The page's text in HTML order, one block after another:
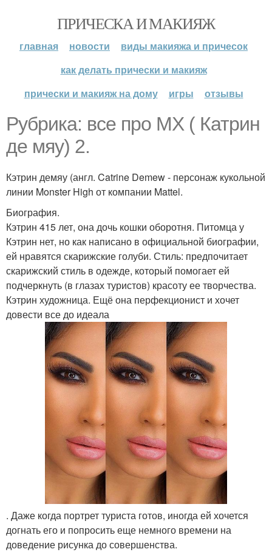
ПРИЧЕСКА И МАКИЯЖ
главная новости
виды макияжа и причесок
как делать прически и макияж
прически и макияж на дому
игры отзывы
Рубрика: все про МХ ( Катрин
де мяу) 2.
Кэтрин демяу (англ. Catrine Demew - персонаж кукольной
линии Monster High от компании Mattel.
Биография.
Кэтрин 415 лет, она дочь кошки оборотня. Питомца у
Кэтрин нет, но как написано в официальной биографии,
ей нравятся скарижские голуби. Стиль: предпочитает
скарижский стиль в одежде, который помогает ей
подчеркнуть (в глазах туристов) красоту ее творчества.
Кэтрин художница. Ещё она перфекционист и хочет
довести все до идеала
. Даже когда портрет туриста готов, иногда ей хочется
догнать его и попросить еще немного времени на
доведение рисунка до совершенства.